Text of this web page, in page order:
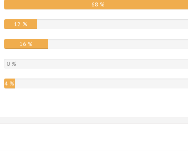
68 %
12 %
16 %
0 %
4 %